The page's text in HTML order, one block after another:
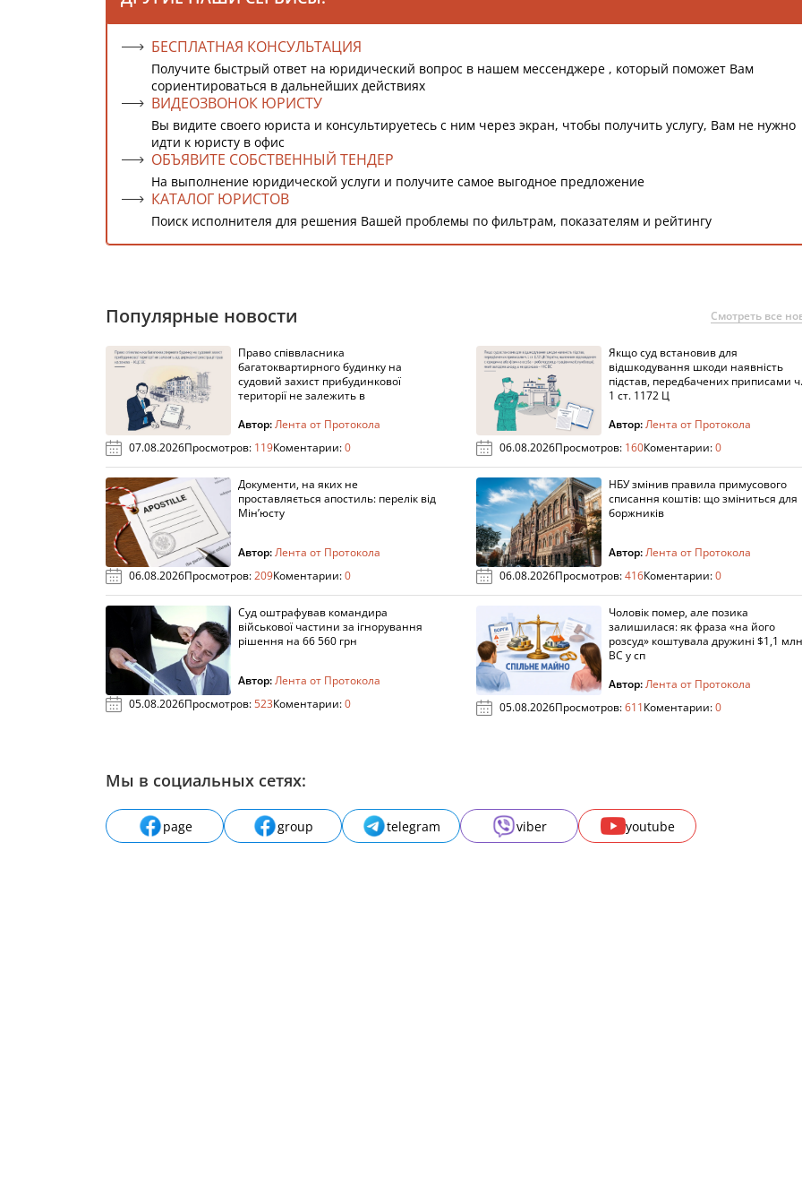
БЕСПЛАТНАЯ КОНСУЛЬТАЦИЯ
Получите быстрый ответ на юридический вопрос в нашем мессенджере , который поможет Вам
сориентироваться в дальнейших действиях
ВИДЕОЗВОНОК ЮРИСТУ
Вы видите своего юриста и консультируетесь с ним через экран, чтобы получить услугу, Вам не нужно
идти к юристу в офис
ОБЪЯВИТЕ СОБСТВЕННЫЙ ТЕНДЕР
На выполнение юридической услуги и получите самое выгодное предложение
КАТАЛОГ ЮРИСТОВ
Поиск исполнителя для решения Вашей проблемы по фильтрам, показателям и рейтингу
Популярные новости Смотреть все
Право співвласника
багатоквартирного будинку на
судовий захист прибудинкової
території не залежить в
Автор:Лента от Протокола
07.08.2026Просмотров: 119Коментарии:0
Якщо суд встановив для
відшкодування шкоди наявність
підстав, передбачених приписами ч.
1 ст. 1172 Ц
Автор:Лента от Протокола
06.08.2026Просмотров: 160Коментарии:0
Документи, на яких не
проставляється апостиль: перелік від
Мін’юсту
Автор:Лента от Протокола
06.08.2026Просмотров:209Коментарии:0
НБУ змінив правила примусового
списання коштів: що зміниться для
боржників
Автор:Лента от Протокола
06.08.2026Просмотров:416Коментарии:0
Суд оштрафував командира
військової частини за ігнорування
рішення на 66 560 грн
Автор:Лента от Протокола
05.08.2026Просмотров:523Коментарии:0
Чоловік помер, але позика
залишилася: як фраза «на його
розсуд» коштувала дружині $1,1
ВС у сп
Автор:Лента от Протокола
05.08.2026Просмотров:611Коментарии:0
Мы в социальных сетях:
page group telegram viber youtube